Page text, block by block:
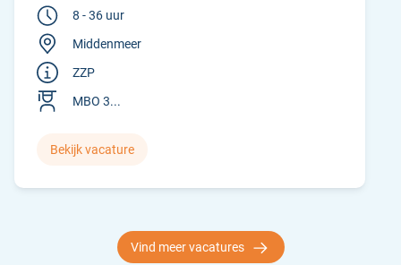
8 - 36 uur
Middenmeer
ZZP
MBO 3...
Bekijk vacature
Vind meer vacatures